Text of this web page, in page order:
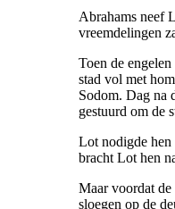
Abrahams neef
vreemdelingen
Toen de
stad vol met
Sodom. Dag na
gestuurd om de
Lot nodigde hen
bracht Lot hen
Maar voordat de
sloegen op de